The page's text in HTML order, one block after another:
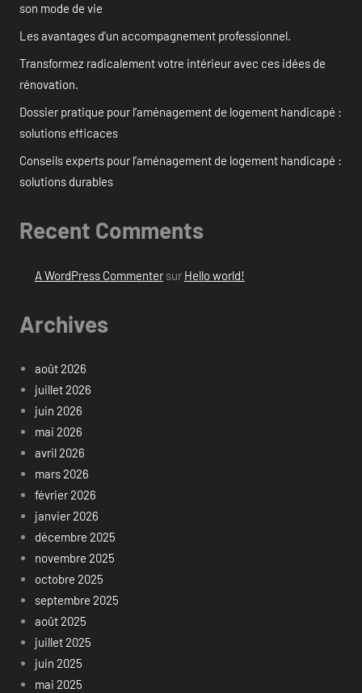
son mode de vie
Les avantages d’un accompagnement professionnel.
Transformez radicalement votre intérieur avec ces idées de
rénovation.
Dossier pratique pour l’aménagement de logement handicapé :
solutions efficaces
Conseils experts pour l’aménagement de logement handicapé :
solutions durables
Recent Comments
A WordPress Commentersur Hello world!
Archives
août 2026
juillet 2026
juin 2026
mai 2026
avril 2026
mars 2026
février 2026
janvier 2026
décembre 2025
novembre 2025
octobre 2025
septembre 2025
août 2025
juillet 2025
juin 2025
mai 2025